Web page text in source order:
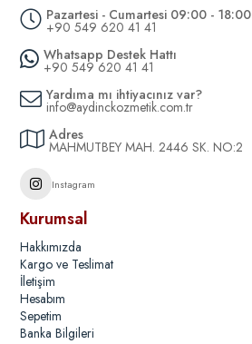
Pazartesi - Cumartesi 09:00 - 18:00
+90 549 620 41 41
Whatsapp Destek Hattı
+90 549 620 41 41
Yardıma mı ihtiyacınız var?
info@aydinckozmetik.com.tr
Adres
MAHMUTBEY MAH. 2446 SK. NO:2
Instagram
Kurumsal
Hakkımızda
Kargo ve Teslimat
İletişim
Hesabım
Sepetim
Banka Bilgileri